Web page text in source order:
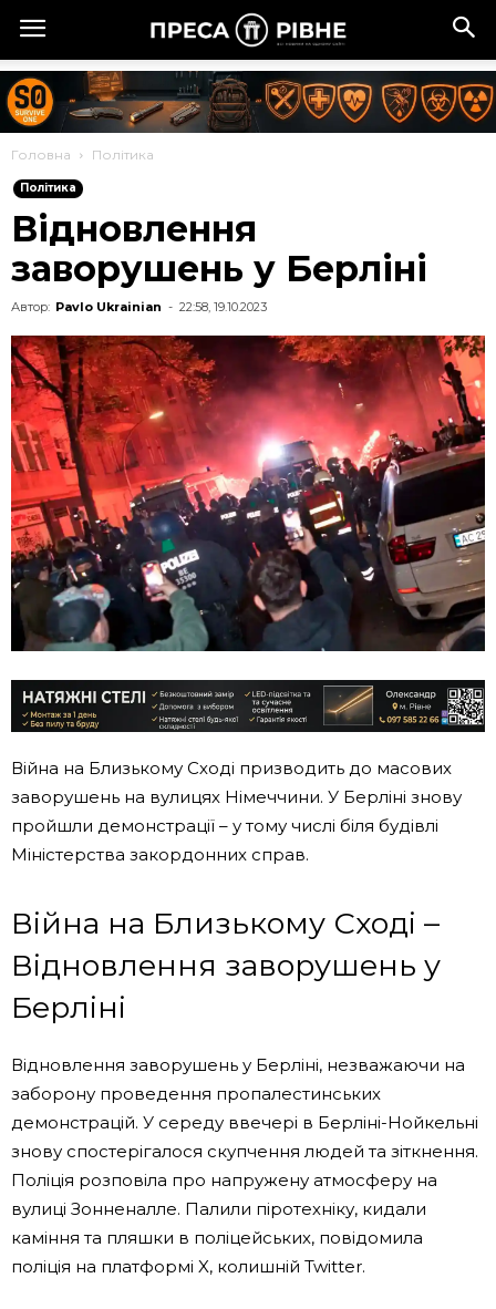
Головна Політика
Політика
Відновлення
заворушень у Берліні
Автор: Pavlo Ukrainian - 22:58, 19.10.2023
Війна на Близькому Сході призводить до масових
заворушень на вулицях Німеччини. У Берліні знову
пройшли демонстрації – у тому числі біля будівлі
Міністерства закордонних справ.
Війна на Близькому Сході –
Відновлення заворушень у
Берліні
Відновлення заворушень у Берліні, незважаючи на
заборону проведення пропалестинських
демонстрацій. У середу ввечері в Берліні-Нойкельні
знову спостерігалося скупчення людей та зіткнення.
Поліція розповіла про напружену атмосферу на
вулиці Зонненалле. Палили піротехніку, кидали
каміння та пляшки в поліцейських, повідомила
поліція на платформі X, колишній Twitter.